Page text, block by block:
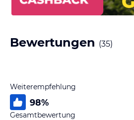
Bewertungen (35)
Weiterempfehlung
98%
Gesamtbewertung